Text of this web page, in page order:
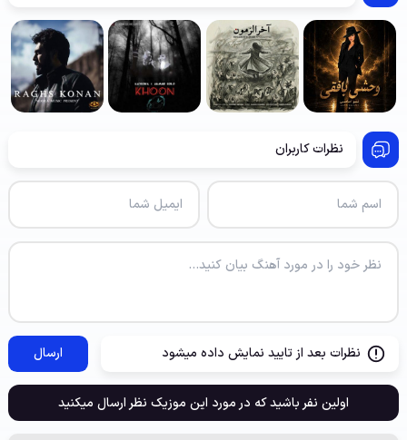
نظرات کاربران
نظرات بعد از تایید نمایش داده میشود ارسال
اولین نفر باشید که در مورد این موزیک نظر ارسال میکنید